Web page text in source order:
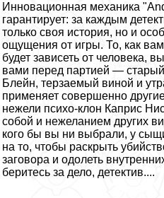
Инновационная механика
гарантирует: за каждым
только своя история, но и
ощущения от игры. То, как
будет зависеть от человека,
вами перед партией —
Блейн, терзаемый виной и
применяет совершенно
нежели психо-клон Каприс
собой и нежеланием других
кого бы вы ни выбрали, у
на то, чтобы раскрыть
заговора и одолеть
беритесь за дело, детектив....